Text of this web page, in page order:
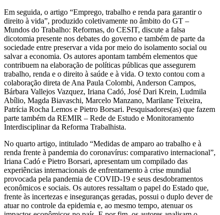
Em seguida, o artigo “Emprego, trabalho e renda para garantir o
direito à vida”, produzido coletivamente no âmbito do GT –
Mundos do Trabalho: Reformas, do CESIT, discute a falsa
dicotomia presente nos debates do governo e também de parte da
sociedade entre preservar a vida por meio do isolamento social ou
salvar a economia. Os autores apontam também elementos que
contribuem na elaboração de políticas públicas que assegurem
trabalho, renda e o direito à saúde e à vida. O texto contou com a
colaboração direta de Ana Paula Colombi, Anderson Campos,
Bárbara Vallejos Vazquez, Iriana Cadó, José Dari Krein, Ludmila
Abílio, Magda Biavaschi, Marcelo Manzano, Marilane Teixeira,
Patrícia Rocha Lemos e Pietro Borsari. Pesquisadores(as) que fazem
parte também da REMIR – Rede de Estudo e Monitoramento
Interdisciplinar da Reforma Trabalhista.
No quarto artigo, intitulado “Medidas de amparo ao trabalho e à
renda frente à pandemia do coronavírus: comparativo internacional”,
Iriana Cadó e Pietro Borsari, apresentam um compilado das
experiências internacionais de enfrentamento à crise mundial
provocada pela pandemia de COVID-19 e seus desdobramentos
econômicos e sociais. Os autores ressaltam o papel do Estado que,
frente às incertezas e inseguranças geradas, possui o duplo dever de
atuar no controle da epidemia e, ao mesmo tempo, atenuar os